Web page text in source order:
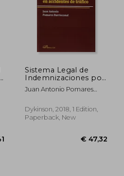
Sistema Legal de
Indemnizaciones por
Daños Personales en
Accidentes de Tráfico
Juan Antonio Pomares
Dykinson, 2018, 1 Edition,
Paperback, New